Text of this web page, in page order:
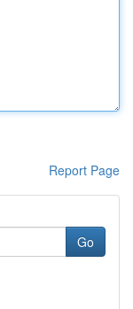
Report Page
Go